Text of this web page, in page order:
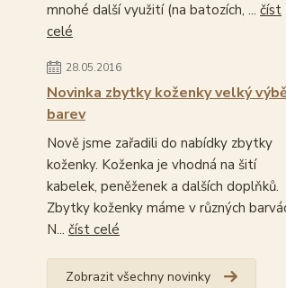
mnohé další využití (na batozích, ... číst
celé
28.05.2016
Novinka zbytky koženky velký
barev
Nově jsme zařadili do nabídky zbytky
koženky. Koženka je vhodná na šití
kabelek, peněženek a dalších doplňků.
Zbytky koženky máme v různých
N... číst celé
Zobrazit všechny novinky